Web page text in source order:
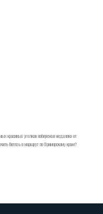
красивых уголков побережья недалеко от
Витязь в маршрут по Приморскому краю?